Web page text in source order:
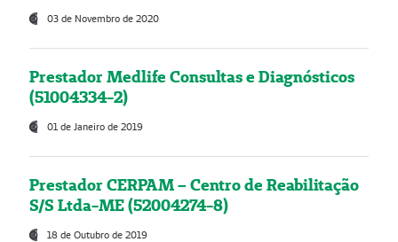
03 de Novembro de 2020
Prestador Medlife Consultas e Diagnósticos
(51004334-2)
01 de Janeiro de 2019
Prestador CERPAM – Centro de Reabilitação
S/S Ltda-ME (52004274-8)
18 de Outubro de 2019